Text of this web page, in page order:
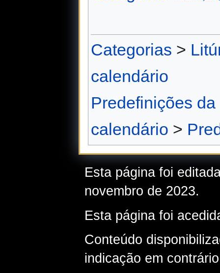
Categorias >
calendário
Predefinições
calendário >
Esta página foi
novembro de 2023.
Esta página foi
Conteúdo
indicação em